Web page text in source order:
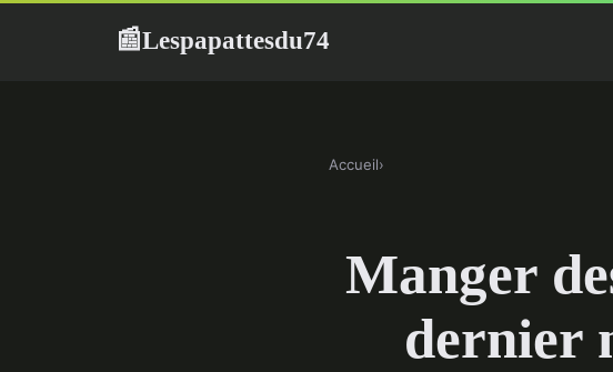
📰Lespapattesdu74
Accueil›
Manger
dernier